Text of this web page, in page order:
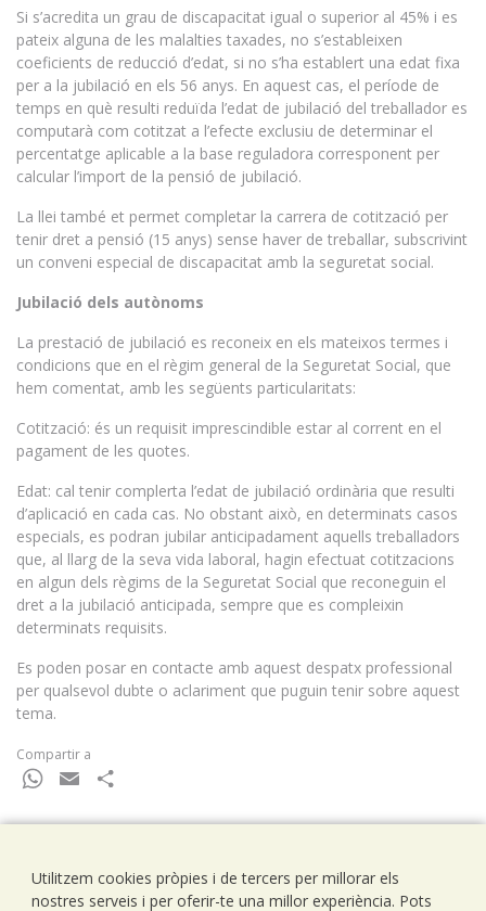
Si s’acredita un grau de discapacitat igual o superior al 45% i es
pateix alguna de les malalties taxades, no s’estableixen
coeficients de reducció d’edat, si no s’ha establert una edat fixa
per a la jubilació en els 56 anys. En aquest cas, el període de
temps en què resulti reduïda l’edat de jubilació del treballador es
computarà com cotitzat a l’efecte exclusiu de determinar el
percentatge aplicable a la base reguladora corresponent per
calcular l’import de la pensió de jubilació.
La llei també et permet completar la carrera de cotització per
tenir dret a pensió (15 anys) sense haver de treballar, subscrivint
un conveni especial de discapacitat amb la seguretat social.
Jubilació dels autònoms
La prestació de jubilació es reconeix en els mateixos termes i
condicions que en el règim general de la Seguretat Social, que
hem comentat, amb les següents particularitats:
Cotització: és un requisit imprescindible estar al corrent en el
pagament de les quotes.
Edat: cal tenir complerta l’edat de jubilació ordinària que resulti
d’aplicació en cada cas. No obstant això, en determinats casos
especials, es podran jubilar anticipadament aquells treballadors
que, al llarg de la seva vida laboral, hagin efectuat cotitzacions
en algun dels règims de la Seguretat Social que reconeguin el
dret a la jubilació anticipada, sempre que es compleixin
determinats requisits.
Es poden posar en contacte amb aquest despatx professional
per qualsevol dubte o aclariment que puguin tenir sobre aquest
tema.
Compartir a
WhatsApp
Email
Ramells Ramoneda
Assessors - Consultors
Utilitzem cookies pròpies i de tercers per millorar els
nostres serveis i per oferir-te una millor experiència. Pots